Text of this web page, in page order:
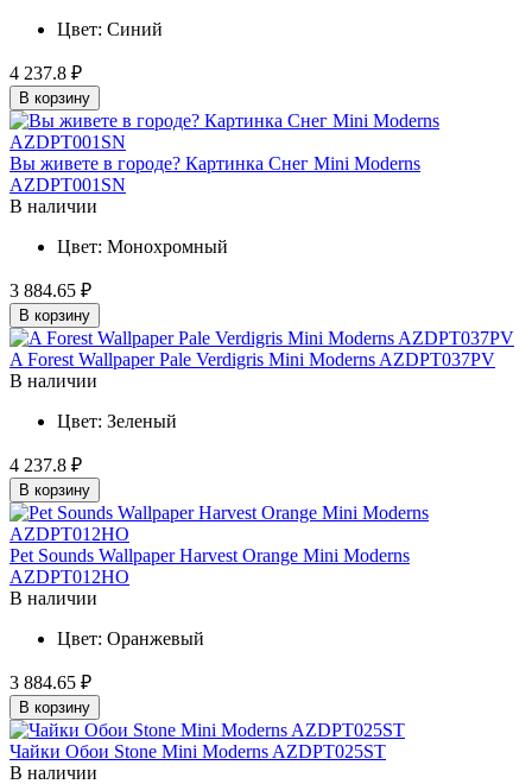
Цвет: Синий
4 237.8 ₽
В корзину
Вы живете в городе? Картинка Снег Mini Moderns
AZDPT001SN
В наличии
Цвет: Монохромный
3 884.65 ₽
В корзину
A Forest Wallpaper Pale Verdigris Mini Moderns AZDPT037PV
В наличии
Цвет: Зеленый
4 237.8 ₽
В корзину
Pet Sounds Wallpaper Harvest Orange Mini Moderns
AZDPT012HO
В наличии
Цвет: Оранжевый
3 884.65 ₽
В корзину
Чайки Обои Stone Mini Moderns AZDPT025ST
В наличии